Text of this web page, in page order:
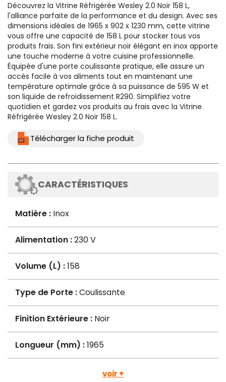
Découvrez la Vitrine Réfrigérée Wesley 2.0 Noir 158 L,
l'alliance parfaite de la performance et du design. Avec ses
dimensions idéales de 1965 x 902 x 1230 mm, cette vitrine
vous offre une capacité de 158 L pour stocker tous vos
produits frais. Son fini extérieur noir élégant en inox apporte
une touche moderne à votre cuisine professionnelle.
Équipée d'une porte coulissante pratique, elle assure un
accès facile à vos aliments tout en maintenant une
température optimale grâce à sa puissance de 595 W et
son liquide de refroidissement R290. Simplifiez votre
quotidien et gardez vos produits au frais avec la Vitrine
Réfrigérée Wesley 2.0 Noir 158 L.
Télécharger la fiche produit
CARACTÉRISTIQUES
Matière : Inox
Alimentation :230 V
Volume (L) :158
Type de Porte :Coulissante
Finition Extérieure : Noir
Longueur (mm) :1965
voir +